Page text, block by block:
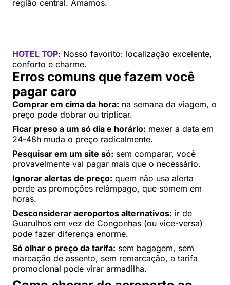
região central. Amamos.
HOTEL TOP: Nosso favorito: localização excelente,
conforto e charme.
Erros comuns que fazem você
pagar caro
Comprar em cima da hora: na semana da viagem, o
preço pode dobrar ou triplicar.
Ficar preso a um só dia e horário: mexer a data em
24-48h muda o preço radicalmente.
Pesquisar em um site só: sem comparar, você
provavelmente vai pagar mais que o necessário.
Ignorar alertas de preço: quem não usa alerta
perde as promoções relâmpago, que somem em
horas.
Desconsiderar aeroportos alternativos: ir de
Guarulhos em vez de Congonhas (ou vice-versa)
pode fazer diferença enorme.
Só olhar o preço da tarifa: sem bagagem, sem
marcação de assento, sem remarcação, a tarifa
promocional pode virar armadilha.